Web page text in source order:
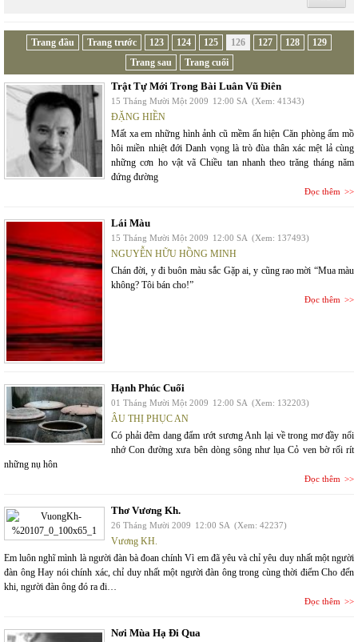
Trang đầu Trang trước 123 124 125 126 127 128
129
Trang sau
Trang cuối
Trật Tự Mới Trong Bài Luân Vũ Điên
15 Tháng Mười Một 2009 12:00 SA (Xem: 41343)
ĐẶNG HIỀN
Mất xa em những hình ảnh cũ mềm ẩn hiện Căn phòng ẩm mồ
hôi miền nhiệt đới Danh vọng là trò đùa thân xác mệt lả cùng
những cơn ho vật vã Chiều tan nhanh theo trăng tháng năm
đứng đường
Đọc thêm
Lái Màu
15 Tháng Mười Một 2009 12:00 SA (Xem: 137493)
NGUYỄN HỮU HỒNG MINH
Chán đời, y đi buôn màu sắc Gặp ai, y cũng rao mời “Mua màu
không? Tôi bán cho!”
Đọc thêm
Hạnh Phúc Cuối
01 Tháng Mười Một 2009 12:00 SA (Xem: 132203)
ÂU THỊ PHỤC AN
Có phải đêm dang đẩm ướt sương Anh lại về trong mơ đầy nổi
nhớ Con đường xưa bên dòng sông như lụa Cỏ ven bờ rối rít
những nụ hôn
Đọc thêm
Thơ Vương Kh.
26 Tháng Mười 2009 12:00 SA (Xem: 42237)
Vương KH.
Em luôn nghĩ mình là người đàn bà đoan chính Vì em đã yêu và chỉ yêu duy nhất một người
đàn ông Hay nói chính xác, chỉ duy nhất một người đàn ông trong cùng thời điểm Cho đến
khi, người đàn ông đó ra đi…
Đọc thêm
Nơi Mùa Hạ Đi Qua